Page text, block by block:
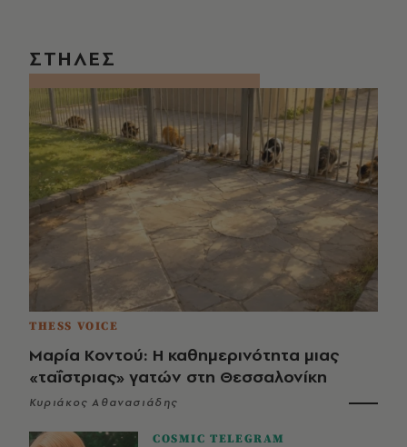
ΣΤΗΛΕΣ
THESS VOICE
Μαρία Κοντού: Η καθημερινότητα μιας
«ταΐστριας» γατών στη Θεσσαλονίκη
Κυριάκος Αθανασιάδης
COSMIC TELEGRAM